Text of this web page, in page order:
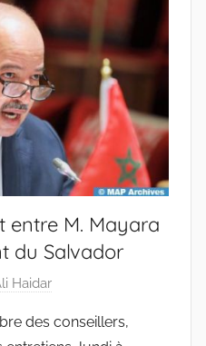
entre M. Mayara
du Salvador
Haidar
des conseillers,